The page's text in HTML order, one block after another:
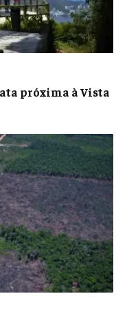
próxima à Vista